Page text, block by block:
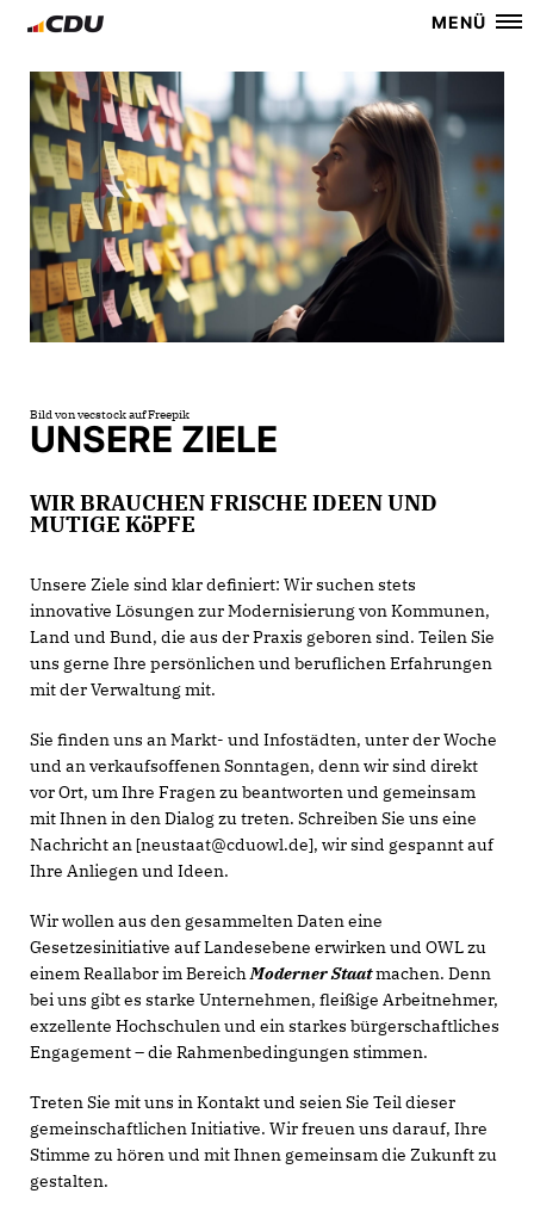
MENÜ
Bild von vecstock auf Freepik
UNSERE ZIELE
WIR BRAUCHEN FRISCHE IDEEN UND
MUTIGE KöPFE
Unsere Ziele sind klar definiert: Wir suchen stets
innovative Lösungen zur Modernisierung von Kommunen,
Land und Bund, die aus der Praxis geboren sind. Teilen Sie
uns gerne Ihre persönlichen und beruflichen Erfahrungen
mit der Verwaltung mit.
Sie finden uns an Markt- und Infostädten, unter der Woche
und an verkaufsoffenen Sonntagen, denn wir sind direkt
vor Ort, um Ihre Fragen zu beantworten und gemeinsam
mit Ihnen in den Dialog zu treten. Schreiben Sie uns eine
Nachricht an [neustaat@cduowl.de], wir sind gespannt auf
Ihre Anliegen und Ideen.
Wir wollen aus den gesammelten Daten eine
Gesetzesinitiative auf Landesebene erwirken und OWL zu
einem Reallabor im BereichModerner Staatmachen. Denn
bei uns gibt es starke Unternehmen, fleißige Arbeitnehmer,
exzellente Hochschulen und ein starkes bürgerschaftliches
Engagement – die Rahmenbedingungen stimmen.
Treten Sie mit uns in Kontakt und seien Sie Teil dieser
gemeinschaftlichen Initiative. Wir freuen uns darauf, Ihre
Stimme zu hören und mit Ihnen gemeinsam die Zukunft zu
gestalten.